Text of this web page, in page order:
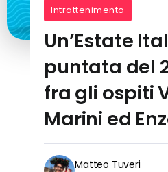
Intrattenimento
Un’Estate
puntata del
fra gli ospiti
Marini ed
Matteo Tuveri